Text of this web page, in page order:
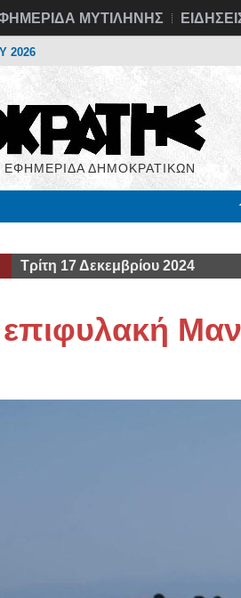
ΜΥΤΙΛΗΝΗΣ
2026
ΔΗΜΟΚΡΑΤΙΚΩΝ
Τρίτη 17 Δεκεμβρίου 2024